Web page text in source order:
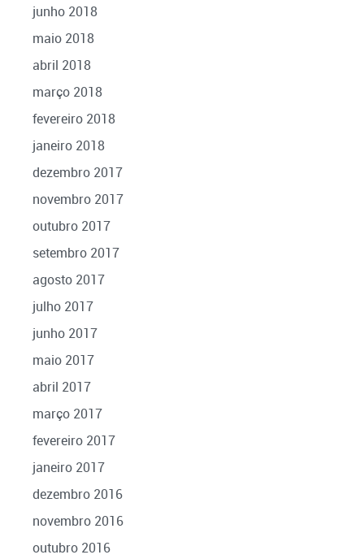
junho 2018
maio 2018
abril 2018
março 2018
fevereiro 2018
janeiro 2018
dezembro 2017
novembro 2017
outubro 2017
setembro 2017
agosto 2017
julho 2017
junho 2017
maio 2017
abril 2017
março 2017
fevereiro 2017
janeiro 2017
dezembro 2016
novembro 2016
outubro 2016